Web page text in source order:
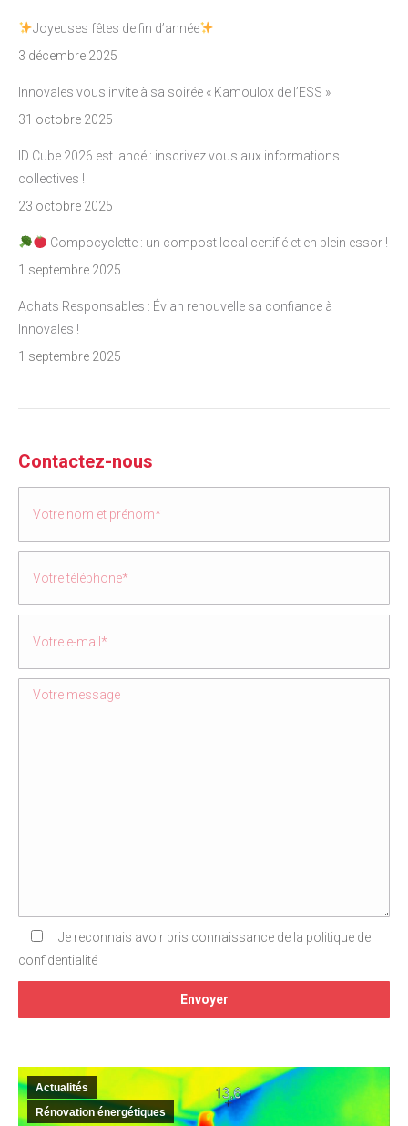
Joyeuses fêtes de fin d’année
3 décembre 2025
Innovales vous invite à sa soirée « Kamoulox de l’ESS »
31 octobre 2025
ID Cube 2026 est lancé : inscrivez vous aux informations
collectives !
23 octobre 2025
Compocyclette : un compost local certifié et en plein essor !
1 septembre 2025
Achats Responsables : Évian renouvelle sa confiance à
Innovales !
1 septembre 2025
Contactez-nous
Je reconnais avoir pris connaissance de la politique de
confidentialité
Actualités
Rénovation énergétiques